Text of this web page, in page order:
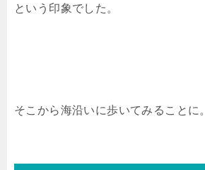
という印象でした。
そこから海沿いに歩いてみることに。